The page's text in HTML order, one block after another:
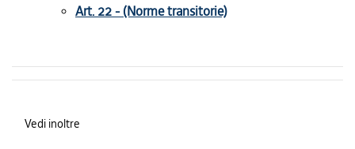
Art. 22 - (Norme transitorie)
Vedi inoltre